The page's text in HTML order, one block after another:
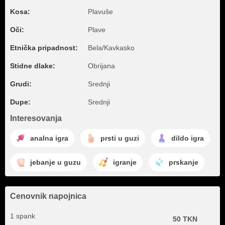
Kosa: Plavuše
Oči: Plave
Etnička pripadnost: Bela/Kavkasko
Stidne dlake: Obrijana
Grudi: Srednji
Dupe: Srednji
Interesovanja
analna igra prsti u guzi dildo igra
jebanje u guzu igranje prskanje
Cenovnik napojnica
1 spank 50 TKN